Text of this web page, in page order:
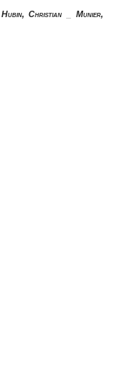
Hubin, Christian _Munier,